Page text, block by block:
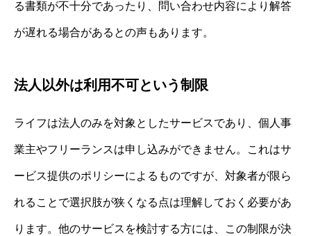
る書類が不十分であったり、問い合わせ内容により解答
が遅れる場合があるとの声もあります。
法人以外は利用不可という制限
ライフは法人のみを対象としたサービスであり、個人事
業主やフリーランスは申し込みができません。これはサ
ービス提供のポリシーによるものですが、対象者が限ら
れることで選択肢が狭くなる点は理解しておく必要があ
ります。他のサービスを検討する方には、この制限が決